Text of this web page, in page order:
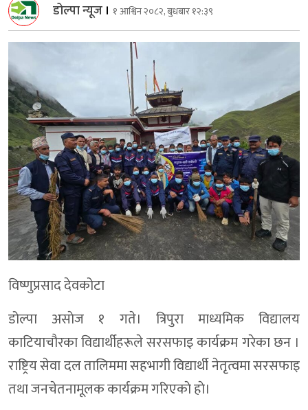
डोल्पा न्यूज । १ आश्विन २०८२, बुधबार १२:३९
विष्णुप्रसाद देवकोटा
डोल्पा असाेज १ गते। त्रिपुरा माध्यमिक विद्यालय
काटियाचौरका विद्यार्थीहरूले सरसफाइ कार्यक्रम गरेका छन ।
राष्ट्रिय सेवा दल तालिममा सहभागी विद्यार्थी नेतृत्वमा सरसफाइ
तथा जनचेतनामूलक कार्यक्रम गरिएकाे हाे।